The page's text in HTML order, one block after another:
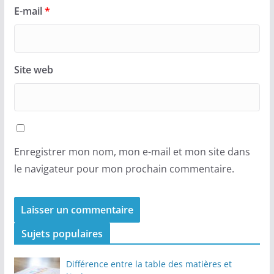
E-mail*
Site web
Enregistrer mon nom, mon e-mail et mon site dans
le navigateur pour mon prochain commentaire.
Sujets populaires
Différence entre la table des matières et